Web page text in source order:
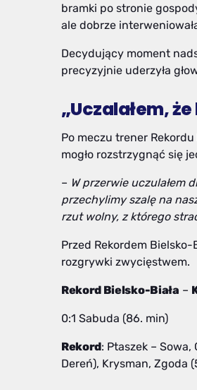
bramki po stronie
ale dobrze
Decydujący moment
precyzyjnie uderzyła
„Uczalałem,
Po meczu trener Rekordu
mogło rozstrzygnąć się
– W przerwie uczulałem
przechylimy szalę na
rzut wolny, z którego
Przed Rekordem
rozgrywki zwycięstwem.
Rekord Bielsko-Biała –
0:1 Sabuda (86. min)
Rekord: Ptaszek –
Dereń), Krysman, Zgoda